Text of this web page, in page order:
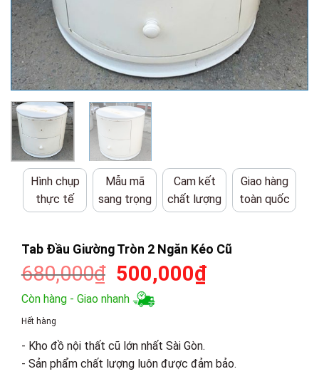
Hình chụp
thực tế
Mẫu mã
sang trọng
Cam kết
chất lượng
Giao hàng
toàn quốc
Tab Đầu Giường Tròn 2 Ngăn Kéo Cũ
680,000₫ Giá
gốc
500,000₫Giá
500,000₫.
Còn hàng - Giao nhanh
Hết hàng
- Kho đồ nội thất cũ lớn nhất Sài Gòn.
- Sản phẩm chất lượng luôn được đảm bảo.